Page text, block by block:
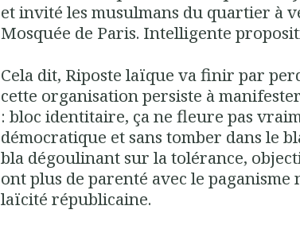
et invité les musulmans du quartier à
Mosquée de Paris. Intelligente
Cela dit, Riposte laïque va finir par
cette organisation persiste à
: bloc identitaire, ça ne fleure pas
démocratique et sans tomber dans le
bla dégoulinant sur la tolérance,
ont plus de parenté avec le paganisme
laïcité républicaine.